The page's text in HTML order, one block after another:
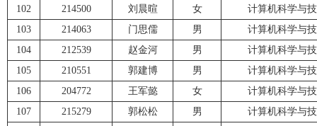
102
214500 刘晨暄 女
计算机科学与
103
214063 门思儒 男
计算机科学与
104
212539 赵金河 男
计算机科学与
105
210551 郭建博 男
计算机科学与
106
204772 王军懿 女
计算机科学与
107
215279 郭松松 男
计算机科学与